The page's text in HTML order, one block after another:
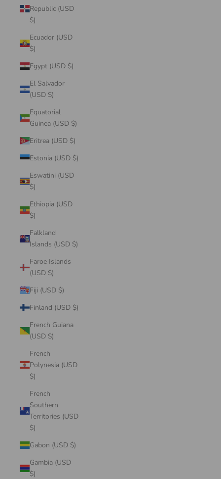
Republic (USD
$)
Ecuador (USD
$)
Egypt (USD $)
El Salvador
(USD $)
Equatorial
Guinea (USD $)
Eritrea (USD $)
Estonia (USD $)
Eswatini (USD
$)
Ethiopia (USD
$)
Falkland
Islands (USD $)
Faroe Islands
(USD $)
Fiji (USD $)
Finland (USD $)
French Guiana
(USD $)
French
Polynesia (USD
$)
French
Southern
Territories (USD
$)
Gabon (USD $)
Gambia (USD
$)